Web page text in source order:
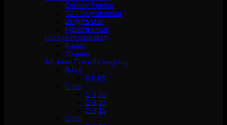
Enklare fransar
3D / Volymfransar
Blingfransar
Fjäderfransar
Lösögonfranspaket
5-pack
10-pack
Allt inom Fransförlängning
B-böj
B 0.05
C-böj
C 0,05
C 0,07
C 0,15
D-böj